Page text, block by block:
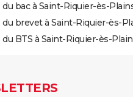
bac à Saint-Riquier-ès-
du brevet à Saint-Riquier-ès-
BTS à Saint-Riquier-ès-